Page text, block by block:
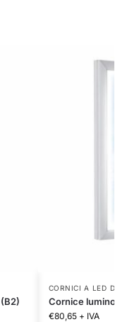
CORNICI A LED
Cornice
€80,65 + IVA